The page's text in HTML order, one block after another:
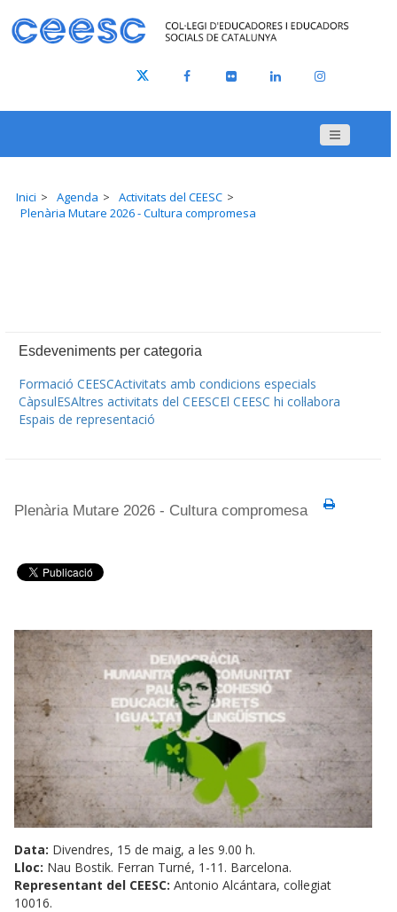
Inici Agenda
Activitats del CEESC
Plenària Mutare 2026 - Cultura compromesa
Esdeveniments per categoria
Formació CEESCActivitats amb condicions especials
CàpsulESAltres activitats del CEESCEl CEESC hi col·labora
Espais de representació
Plenària Mutare 2026 - Cultura compromesa
Data: Divendres, 15 de maig, a les 9.00 h.
Lloc: Nau Bostik. Ferran Turné, 1-11. Barcelona.
Representant del CEESC:Antonio Alcántara, col·legiat
10016.